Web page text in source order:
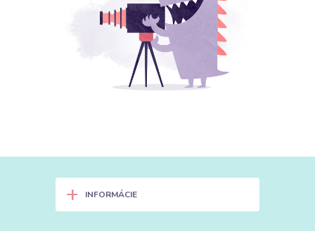
+ INFORMÁCIE